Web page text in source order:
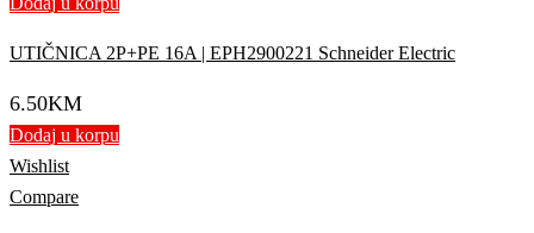
UTIČNICA 2P+PE 16A | EPH2900221 Schneider Electric
6.50KM
Dodaj u korpu
Wishlist
Compare